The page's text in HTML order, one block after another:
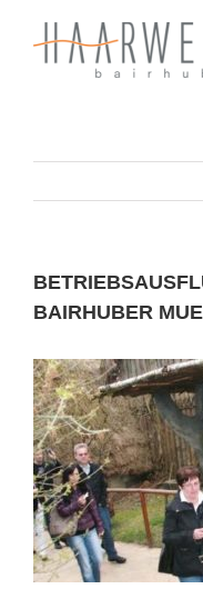
BAIRHUBER